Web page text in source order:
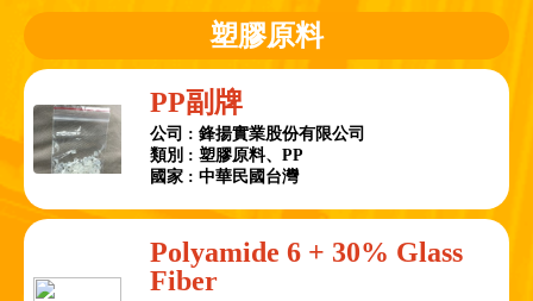
塑膠原料
PP副牌
公司 : 鋒揚實業股份有限公司
類別 : 塑膠原料、PP
國家 : 中華民國台灣
Polyamide 6 + 30% Glass
Fiber